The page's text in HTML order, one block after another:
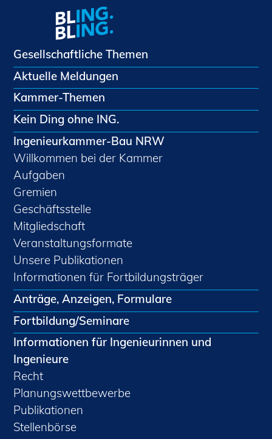
Gesellschaftliche Themen
Aktuelle Meldungen
Kammer-Themen
Kein Ding ohne ING.
Ingenieurkammer-Bau NRW
Willkommen bei der Kammer
Aufgaben
Gremien
Geschäftsstelle
Mitgliedschaft
Veranstaltungsformate
Unsere Publikationen
Informationen für Fortbildungsträger
Anträge, Anzeigen, Formulare
Fortbildung/Seminare
Informationen für Ingenieurinnen und
Ingenieure
Recht
Planungswettbewerbe
Publikationen
Stellenbörse